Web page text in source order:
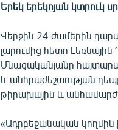
Երեկ երեկոյան կտրուկ
Վերջին 24 ժամերին
լարումից հետո
Մնացականյանը
և անհրաժեշտության
թիրախային և
«Ադրբեջանական կողմին